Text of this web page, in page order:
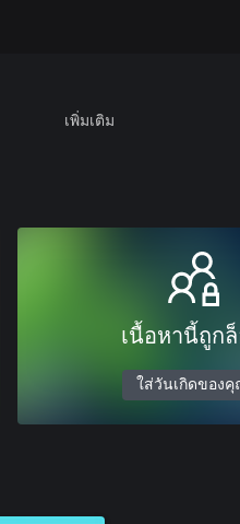
เพิ่มเติม
เนื้อหานี้ถูก
ใส่วันเกิดของ